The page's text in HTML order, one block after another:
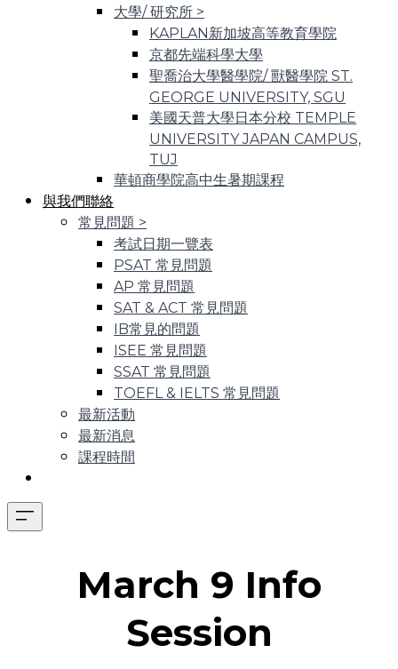
大學/ 研究所 >
KAPLAN新加坡高等教育學院
京都先端科學大學
聖喬治大學醫學院/ 獸醫學院 ST.
GEORGE UNIVERSITY, SGU
美國天普大學日本分校 TEMPLE
UNIVERSITY JAPAN CAMPUS,
TUJ
華頓商學院高中生暑期課程
與我們聯絡
常見問題 >
考試日期一覽表
PSAT 常見問題
AP 常見問題
SAT & ACT 常見問題
IB常見的問題
ISEE 常見問題
SSAT 常見問題
TOEFL & IELTS 常見問題
最新活動
最新消息
課程時間
March 9 Info
Session